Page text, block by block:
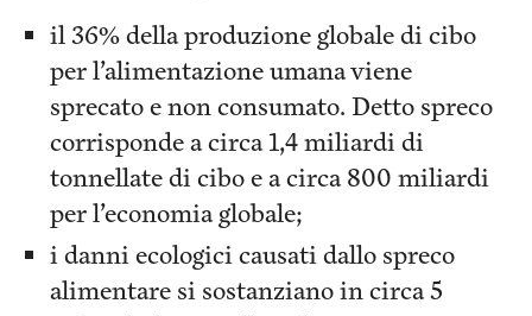
il 36% della produzione globale di cibo
per l’alimentazione umana viene
sprecato e non consumato. Detto spreco
corrisponde a circa 1,4 miliardi di
tonnellate di cibo e a circa 800 miliardi
per l’economia globale;
i danni ecologici causati dallo spreco
alimentare si sostanziano in circa 5